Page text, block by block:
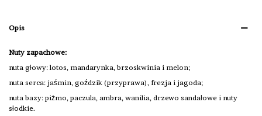
Opis
Nuty zapachowe:
nuta głowy: lotos, mandarynka, brzoskwinia i melon;
nuta serca: jaśmin, goździk (przyprawa), frezja i jagoda;
nuta bazy: piżmo, paczula, ambra, wanilia, drzewo sandałowe i nuty
słodkie.